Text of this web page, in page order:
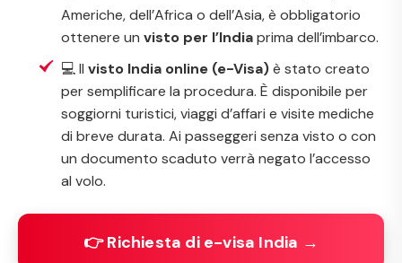
Americhe, dell’Africa o dell’Asia, è obbligatorio
ottenere un visto per l’Indiaprima dell’imbarco.
💻 Il visto India online (e-Visa)è stato creato
per semplificare la procedura. È disponibile per
soggiorni turistici, viaggi d’affari e visite mediche
di breve durata. Ai passeggeri senza visto o con
un documento scaduto verrà negato l’accesso
al volo.
👉 Richiesta di e-visa India →